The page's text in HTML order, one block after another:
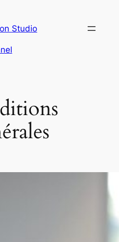
Studio